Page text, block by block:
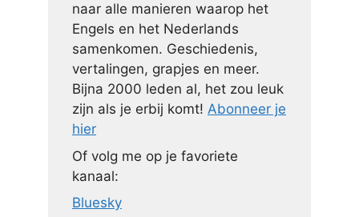
naar alle manieren waarop het
Engels en het Nederlands
samenkomen. Geschiedenis,
vertalingen, grapjes en meer.
Bijna 2000 leden al, het zou leuk
zijn als je erbij komt! Abonneer je
hier
Of volg me op je favoriete
kanaal:
Bluesky